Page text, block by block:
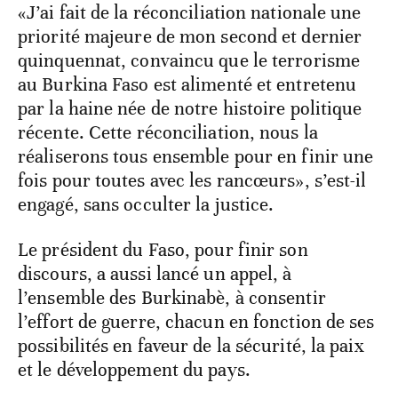
«J’ai fait de la réconciliation nationale une
priorité majeure de mon second et dernier
quinquennat, convaincu que le terrorisme
au Burkina Faso est alimenté et entretenu
par la haine née de notre histoire politique
récente. Cette réconciliation, nous la
réaliserons tous ensemble pour en finir une
fois pour toutes avec les rancœurs», s’est-il
engagé, sans occulter la justice.
Le président du Faso, pour finir son
discours, a aussi lancé un appel, à
l’ensemble des Burkinabè, à consentir
l’effort de guerre, chacun en fonction de ses
possibilités en faveur de la sécurité, la paix
et le développement du pays.